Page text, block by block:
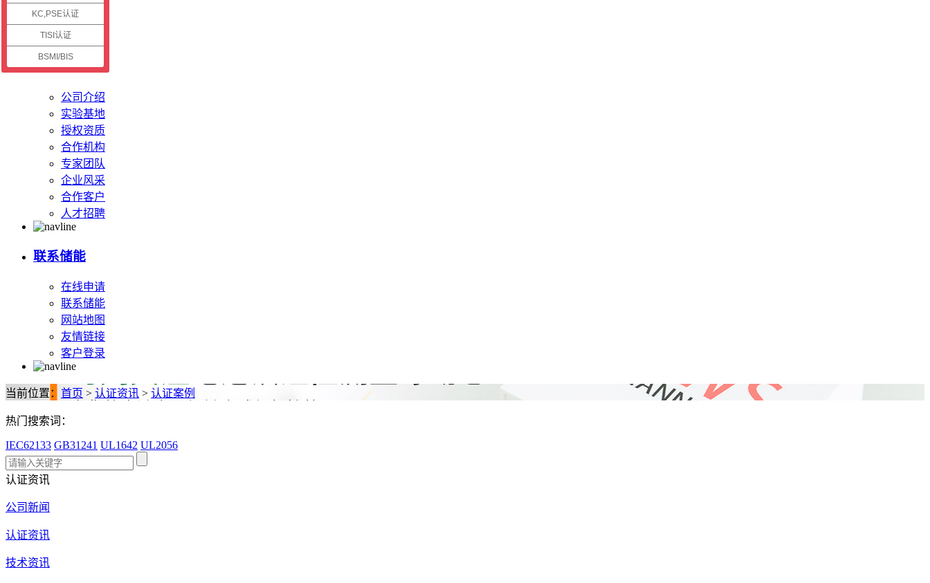
技术资讯
认证案例
关于储能
公司介绍
实验基地
授权资质
合作机构
专家团队
企业风采
合作客户
人才招聘
联系储能
在线申请
联系储能
网站地图
友情链接
客户登录
当前位置： 首页 > 认证资讯 > 认证案例
热门搜索词：
IEC62133 GB31241 UL1642 UL2056
认证资讯
公司新闻
认证资讯
技术资讯
KC,PSE认证
TISI认证
BSMI/BIS